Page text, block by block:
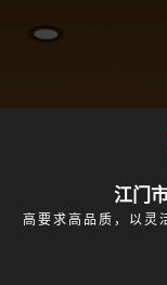
江门
高要求高品质，以灵